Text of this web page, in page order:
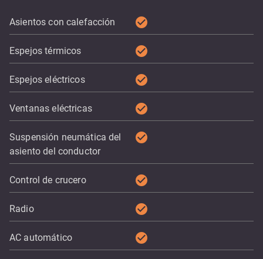
Asientos con calefacción check_circle
Espejos térmicos check_circle
Espejos eléctricos check_circle
Ventanas eléctricas check_circle
Suspensión neumática del
asiento del conductor
check_circle
Control de crucero check_circle
Radio check_circle
AC automático check_circle